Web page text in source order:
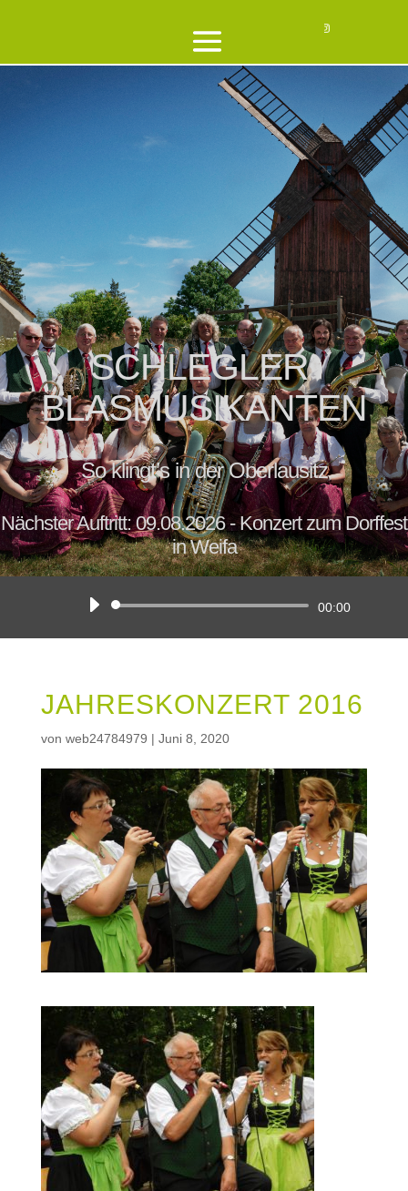
SCHLEGLER
BLASMUSIKANTEN
So klingt’s in der Oberlausitz
Nächster Auftritt: 09.08.2026 - Konzert zum Dorffest
in Weifa
Audio-
00:00
JAHRESKONZERT 2016
von web24784979 | Juni 8, 2020